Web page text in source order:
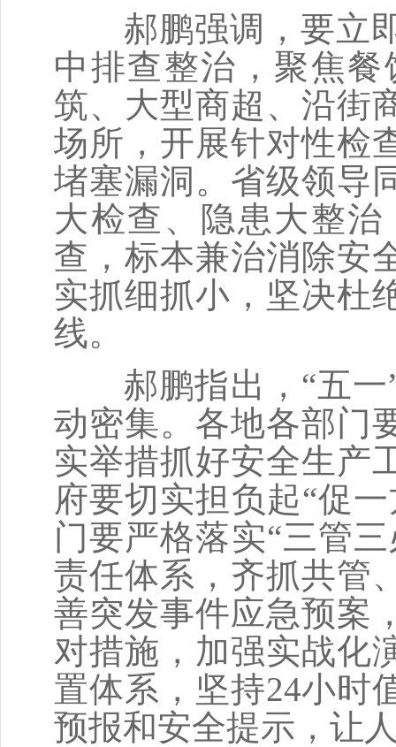
郝鹏强调，要立即
中排查整治，聚焦
筑、大型商超、沿街
场所，开展针对性检
堵塞漏洞。省级领导
大检查、隐患大整
查，标本兼治消除安
实抓细抓小，坚决杜
线。
郝鹏指出，“五一”
动密集。各地各部门
实举措抓好安全生产
府要切实担负起“促
门要严格落实“三管
责任体系，齐抓共管
善突发事件应急预案
对措施，加强实战化
置体系，坚持24小时
预报和安全提示，让